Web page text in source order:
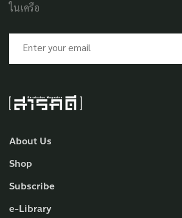
About Us
Shop
Subscribe
e-Library
ในเครือ